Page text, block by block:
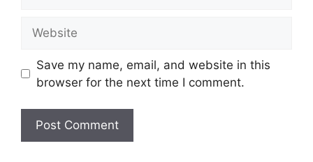
Save my name, email, and website in this
browser for the next time I comment.